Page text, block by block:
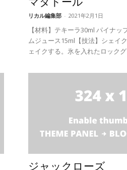
リカル編集部 - 2021年2月1日
【材料】テキーラ30ml パイナッ
ムジュース15ml【技法】シェイ
ェイクする。氷を入れたロック
ジャックローズ